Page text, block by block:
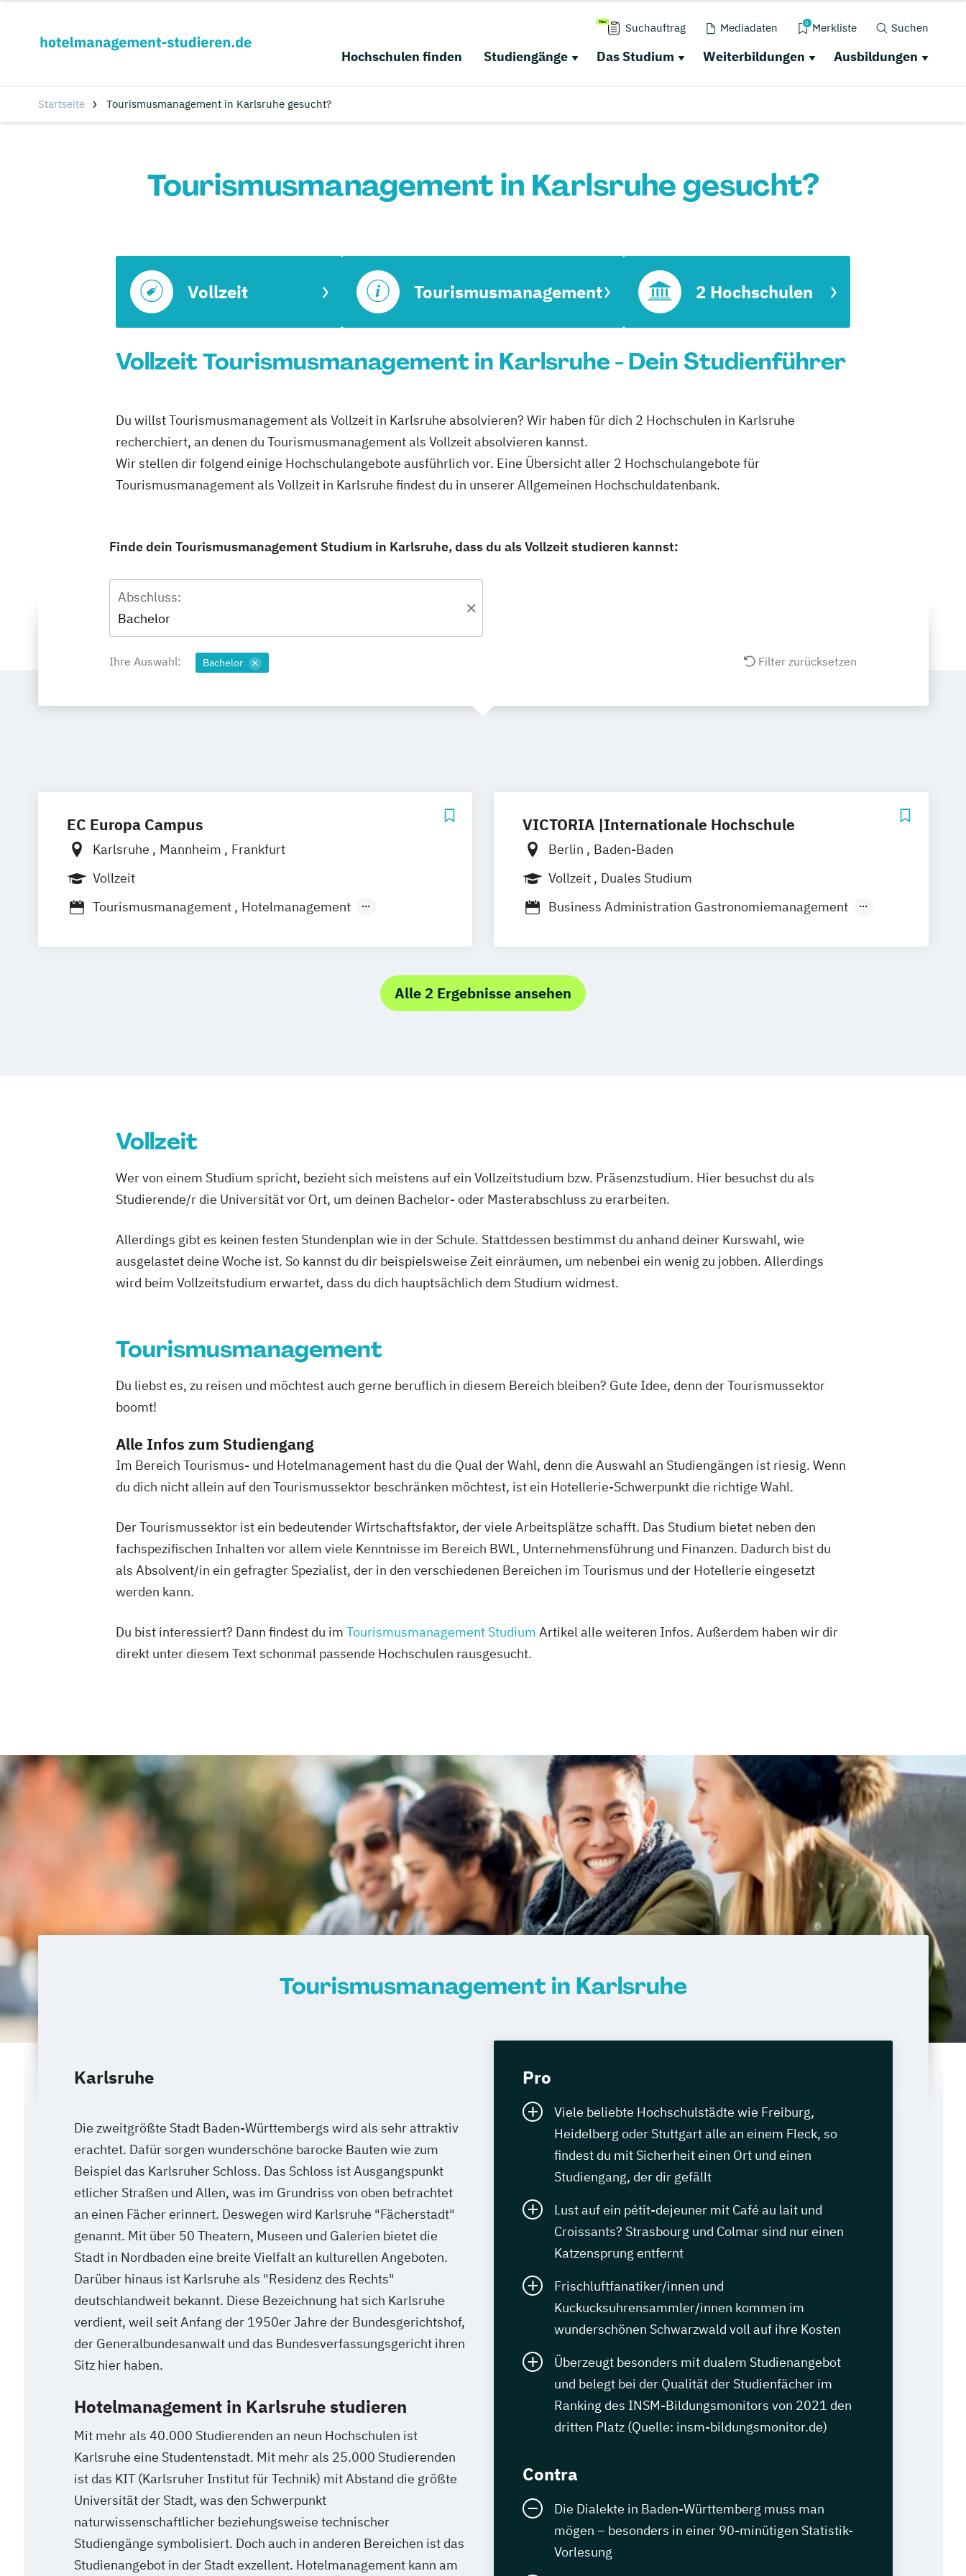
Suchauftrag Mediadaten 0 Merkliste Suchen
Hochschulen finden Studiengänge Das Studium Weiterbildungen Ausbildungen
Startseite Tourismusmanagement in Karlsruhe gesucht?
Tourismusmanagement in Karlsruhe gesucht?
Vollzeit Tourismusmanagement 2 Hochschulen
Vollzeit Tourismusmanagement in Karlsruhe - Dein Studienführer
Du willst Tourismusmanagement als Vollzeit in Karlsruhe absolvieren? Wir haben für dich 2 Hochschulen in Karlsruhe
recherchiert, an denen du Tourismusmanagement als Vollzeit absolvieren kannst.
Wir stellen dir folgend einige Hochschulangebote ausführlich vor. Eine Übersicht aller 2 Hochschulangebote für
Tourismusmanagement als Vollzeit in Karlsruhe findest du in unserer Allgemeinen Hochschuldatenbank.
Finde dein Tourismusmanagement Studium in Karlsruhe, dass du als Vollzeit studieren kannst:
Abschluss:
Bachelor
Ihre Auswahl: Bachelor Filter zurücksetzen
EC Europa Campus
Karlsruhe Mannheim
Frankfurt
Vollzeit
Tourismusmanagement
Hotelmanagement
VICTORIA |Internationale Hochschule
Berlin
Baden-Baden
Vollzeit
Duales Studium
Business Administration Gastronomiemanagement
Tourismusmanagement
Alle 2 Ergebnisse ansehen
Vollzeit
Wer von einem Studium spricht, bezieht sich meistens auf ein Vollzeitstudium bzw. Präsenzstudium. Hier besuchst du als
Studierende/r die Universität vor Ort, um deinen Bachelor- oder Masterabschluss zu erarbeiten.
Allerdings gibt es keinen festen Stundenplan wie in der Schule. Stattdessen bestimmst du anhand deiner Kurswahl, wie
ausgelastet deine Woche ist. So kannst du dir beispielsweise Zeit einräumen, um nebenbei ein wenig zu jobben. Allerdings
wird beim Vollzeitstudium erwartet, dass du dich hauptsächlich dem Studium widmest.
Tourismusmanagement
Du liebst es, zu reisen und möchtest auch gerne beruflich in diesem Bereich bleiben? Gute Idee, denn der Tourismussektor
boomt!
Alle Infos zum Studiengang
Im Bereich Tourismus- und Hotelmanagement hast du die Qual der Wahl, denn die Auswahl an Studiengängen ist riesig. Wenn
du dich nicht allein auf den Tourismussektor beschränken möchtest, ist ein Hotellerie-Schwerpunkt die richtige Wahl.
Der Tourismussektor ist ein bedeutender Wirtschaftsfaktor, der viele Arbeitsplätze schafft. Das Studium bietet neben den
fachspezifischen Inhalten vor allem viele Kenntnisse im Bereich BWL, Unternehmensführung und Finanzen. Dadurch bist du
als Absolvent/in ein gefragter Spezialist, der in den verschiedenen Bereichen im Tourismus und der Hotellerie eingesetzt
werden kann.
Du bist interessiert? Dann findest du im Tourismusmanagement Studium Artikel alle weiteren Infos. Außerdem haben wir dir
direkt unter diesem Text schonmal passende Hochschulen rausgesucht.
Tourismusmanagement in Karlsruhe
Karlsruhe
Die zweitgrößte Stadt Baden-Württembergs wird als sehr attraktiv
erachtet. Dafür sorgen wunderschöne barocke Bauten wie zum
Beispiel das Karlsruher Schloss. Das Schloss ist Ausgangspunkt
etlicher Straßen und Allen, was im Grundriss von oben betrachtet
an einen Fächer erinnert. Deswegen wird Karlsruhe "Fächerstadt"
genannt. Mit über 50 Theatern, Museen und Galerien bietet die
Stadt in Nordbaden eine breite Vielfalt an kulturellen Angeboten.
Darüber hinaus ist Karlsruhe als "Residenz des Rechts"
deutschlandweit bekannt. Diese Bezeichnung hat sich Karlsruhe
verdient, weil seit Anfang der 1950er Jahre der Bundesgerichtshof,
der Generalbundesanwalt und das Bundesverfassungsgericht ihren
Sitz hier haben.
Hotelmanagement in Karlsruhe studieren
Mit mehr als 40.000 Studierenden an neun Hochschulen ist
Karlsruhe eine Studentenstadt. Mit mehr als 25.000 Studierenden
ist das KIT (Karlsruher Institut für Technik) mit Abstand die größte
Universität der Stadt, was den Schwerpunkt
naturwissenschaftlicher beziehungsweise technischer
Studiengänge symbolisiert. Doch auch in anderen Bereichen ist das
Studienangebot in der Stadt exzellent. Hotelmanagement kann am
Pro
Viele beliebte Hochschulstädte wie Freiburg,
Heidelberg oder Stuttgart alle an einem Fleck, so
findest du mit Sicherheit einen Ort und einen
Studiengang, der dir gefällt
Lust auf ein pétit-dejeuner mit Café au lait und
Croissants? Strasbourg und Colmar sind nur einen
Katzensprung entfernt
Frischluftfanatiker/innen und
Kuckucksuhrensammler/innen kommen im
wunderschönen Schwarzwald voll auf ihre Kosten
Überzeugt besonders mit dualem Studienangebot
und belegt bei der Qualität der Studienfächer im
Ranking des INSM-Bildungsmonitors von 2021 den
dritten Platz (Quelle: insm-bildungsmonitor.de)
Contra
Die Dialekte in Baden-Württemberg muss man
mögen – besonders in einer 90-minütigen Statistik-
Vorlesung